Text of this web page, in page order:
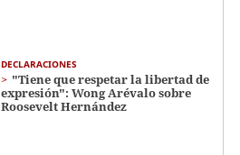
DECLARACIONES
"Tiene que respetar la libertad de
expresión": Wong Arévalo sobre
Roosevelt Hernández